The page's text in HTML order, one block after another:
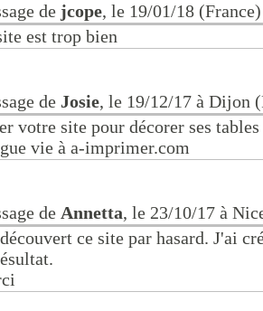
de jcope, le 19/01/18 (France)
est trop bien
de Josie, le 19/12/17 à Dijon
votre site pour décorer ses
vie à a-imprimer.com
de Annetta, le 23/10/17 à
ce site par hasard. J'ai